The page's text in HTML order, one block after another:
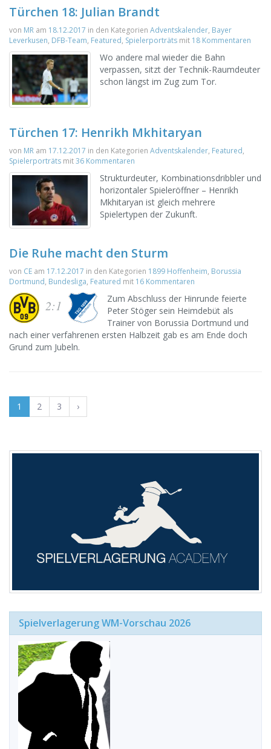
Türchen 18: Julian Brandt
von MR am 18.12.2017 in den Kategorien Adventskalender, Bayer
Leverkusen, DFB-Team, Featured, Spielerporträts mit 18 Kommentaren
Wo andere mal wieder die Bahn
verpassen, sitzt der Technik-Raumdeuter
schon längst im Zug zum Tor.
Türchen 17: Henrikh Mkhitaryan
von MR am 17.12.2017 in den Kategorien Adventskalender, Featured,
Spielerporträts mit36 Kommentaren
Strukturdeuter, Kombinationsdribbler und
horizontaler Spieleröffner – Henrikh
Mkhitaryan ist gleich mehrere
Spielertypen der Zukunft.
Die Ruhe macht den Sturm
von CE am 17.12.2017 in den Kategorien 1899 Hoffenheim, Borussia
Dortmund, Bundesliga, Featured mit 16 Kommentaren
2:1
Zum Abschluss der Hinrunde feierte
Peter Stöger sein Heimdebüt als
Trainer von Borussia Dortmund und
nach einer verfahrenen ersten Halbzeit gab es am Ende doch
Grund zum Jubeln.
1 2 3 ›
Spielverlagerung WM-Vorschau 2026